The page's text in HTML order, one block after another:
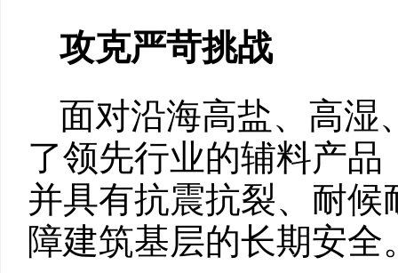
攻克严苛挑战
面对沿海高盐、高湿
了领先行业的辅料产
并具有抗震抗裂、耐
障建筑基层的长期安全